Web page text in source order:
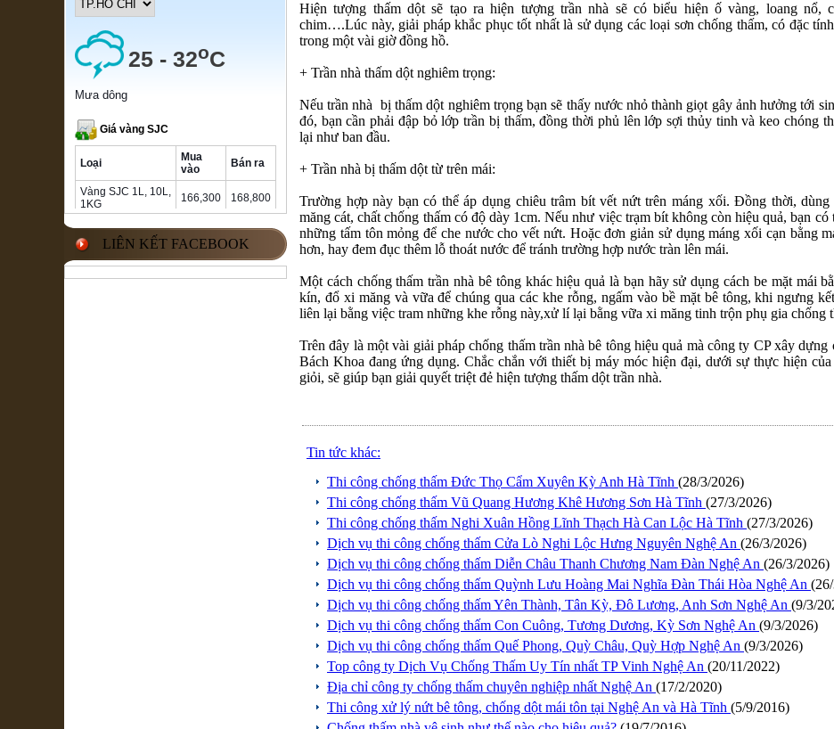
LIÊN KẾT FACEBOOK
Hiện tượng thấm dột sẽ tạo ra hiện tượng trần nhà sẽ có biểu hiện ố vàng, loang nổ,
chim….Lúc này, giải pháp khắc phục tốt nhất là sử dụng các loại sơn chống thấm, có đặc
trong một vài giờ đồng hồ.
+ Trần nhà thấm dột nghiêm trọng:
Nếu trần nhà bị thấm dột nghiêm trọng bạn sẽ thấy nước nhỏ thành giọt gây ảnh hưởng tới
đó, bạn cần phải đập bỏ lớp trần bị thấm, đồng thời phủ lên lớp sợi thủy tinh và keo chóng
lại như ban đầu.
+ Trần nhà bị thấm dột từ trên mái:
Trường hợp này bạn có thể áp dụng chiêu trâm bít vết nứt trên máng xối. Đồng thời,
măng cát, chất chống thấm có độ dày 1cm. Nếu như việc trạm bít không còn hiệu quả, bạn có
những tấm tôn mỏng để che nước cho vết nứt. Hoặc đơn giản sử dụng máng xối cạn bằng
hơn, hay đem đục thêm lỗ thoát nước để tránh trường hợp nước tràn lên mái.
Một cách chống thấm trần nhà bê tông khác hiệu quả là bạn hãy sử dụng cách be mặt mái
kín, đổ xi măng và vữa để chúng qua các khe rỗng, ngấm vào bề mặt bê tông, khi ngưng
liên lại bằng việc tram những khe rỗng này,xử lí lại bằng vữa xi măng tinh trộn phụ gia chống
Trên đây là một vài giải pháp chống thấm trần nhà bê tông hiệu quả mà công ty CP xây dựng
Bách Khoa đang ứng dụng. Chắc chắn với thiết bị máy móc hiện đại, dưới sự thực hiện của
giỏi, sẽ giúp bạn giải quyết triệt đẻ hiện tượng thấm dột trần nhà.
Tin tức khác:
Thi công chống thấm Đức Thọ Cẩm Xuyên Kỳ Anh Hà Tĩnh (28/3/2026)
Thi công chống thấm Vũ Quang Hương Khê Hương Sơn Hà Tĩnh (27/3/2026)
Thi công chống thấm Nghi Xuân Hồng Lĩnh Thạch Hà Can Lộc Hà Tĩnh (27/3/2026)
Dịch vụ thi công chống thấm Cửa Lò Nghi Lộc Hưng Nguyên Nghệ An (26/3/2026)
Dịch vụ thi công chống thấm Diễn Châu Thanh Chương Nam Đàn Nghệ An (26/3/2026)
Dịch vụ thi công chống thấm Quỳnh Lưu Hoàng Mai Nghĩa Đàn Thái Hòa Nghệ An
Dịch vụ thi công chống thấm Yên Thành, Tân Kỳ, Đô Lương, Anh Sơn Nghệ An (9/3/
Dịch vụ thi công chống thấm Con Cuông, Tương Dương, Kỳ Sơn Nghệ An (9/3/2026)
Dịch vụ thi công chống thấm Quế Phong, Quỳ Châu, Quỳ Hợp Nghệ An (9/3/2026)
Top công ty Dịch Vụ Chống Thấm Uy Tín nhất TP Vinh Nghệ An (20/11/2022)
Địa chỉ công ty chống thấm chuyên nghiệp nhất Nghệ An (17/2/2020)
Thi công xử lý nứt bê tông, chống dột mái tôn tại Nghệ An và Hà Tĩnh (5/9/2016)